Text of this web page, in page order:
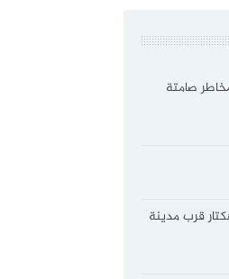
صامتة
غابات يلتهم نحو 100 هكتار قرب مدينة